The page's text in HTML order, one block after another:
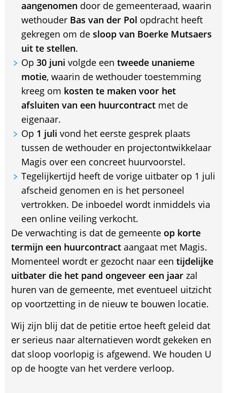
aangenomen door de gemeenteraad, waarin
wethouder Bas van der Pol opdracht heeft
gekregen om de sloop van Boerke Mutsaers
uit te stellen.
Op 30 juni volgde een tweede unanieme
motie, waarin de wethouder toestemming
kreeg om kosten te maken voor het
afsluiten van een huurcontractmet de
eigenaar.
Op 1 juli vond het eerste gesprek plaats
tussen de wethouder en projectontwikkelaar
Magis over een concreet huurvoorstel.
Tegelijkertijd heeft de vorige uitbater op 1 juli
afscheid genomen en is het personeel
vertrokken. De inboedel wordt inmiddels via
een online veiling verkocht.
De verwachting is dat de gemeente op korte
termijn een huurcontractaangaat met Magis.
Momenteel wordt er gezocht naar een tijdelijke
uitbater die het pand ongeveer een jaarzal
huren van de gemeente, met eventueel uitzicht
op voortzetting in de nieuw te bouwen locatie.
Wij zijn blij dat de petitie ertoe heeft geleid dat
er serieus naar alternatieven wordt gekeken en
dat sloop voorlopig is afgewend. We houden U
op de hoogte van het verdere verloop.